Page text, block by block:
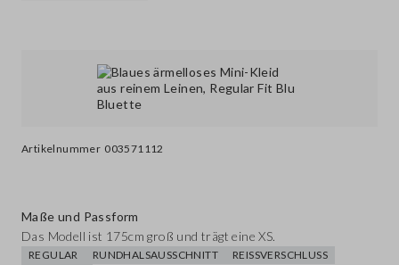
Artikelnummer 003571112
Maße und Passform
Das Modell ist 175cm groß und trägt eine XS.
REGULAR RUNDHALSAUSSCHNITT
REISSVERSCHLUSS